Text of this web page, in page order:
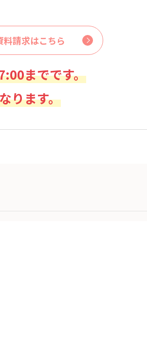
料請求はこちら
までです。
ります。